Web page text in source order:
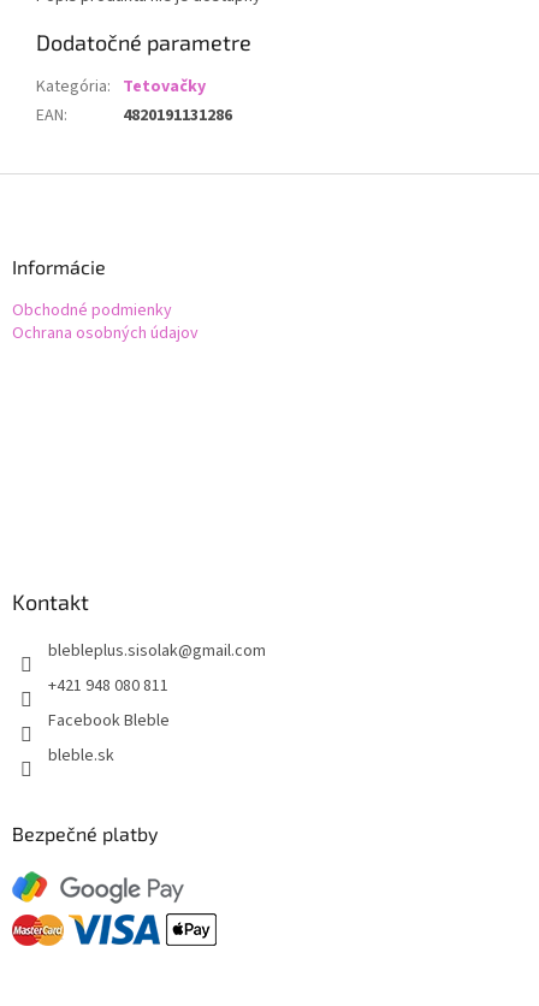
Dodatočné parametre
Kategória: Tetovačky
EAN: 4820191131286
Informácie
Obchodné podmienky
Ochrana osobných údajov
Kontakt
blebleplus.sisolak@gmail.com
+421 948 080 811
Facebook Bleble
bleble.sk
Bezpečné platby